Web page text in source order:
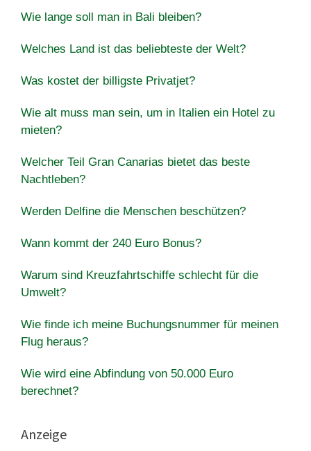
Wie lange soll man in Bali bleiben?
Welches Land ist das beliebteste der Welt?
Was kostet der billigste Privatjet?
Wie alt muss man sein, um in Italien ein Hotel zu
mieten?
Welcher Teil Gran Canarias bietet das beste
Nachtleben?
Werden Delfine die Menschen beschützen?
Wann kommt der 240 Euro Bonus?
Warum sind Kreuzfahrtschiffe schlecht für die
Umwelt?
Wie finde ich meine Buchungsnummer für meinen
Flug heraus?
Wie wird eine Abfindung von 50.000 Euro
berechnet?
Anzeige